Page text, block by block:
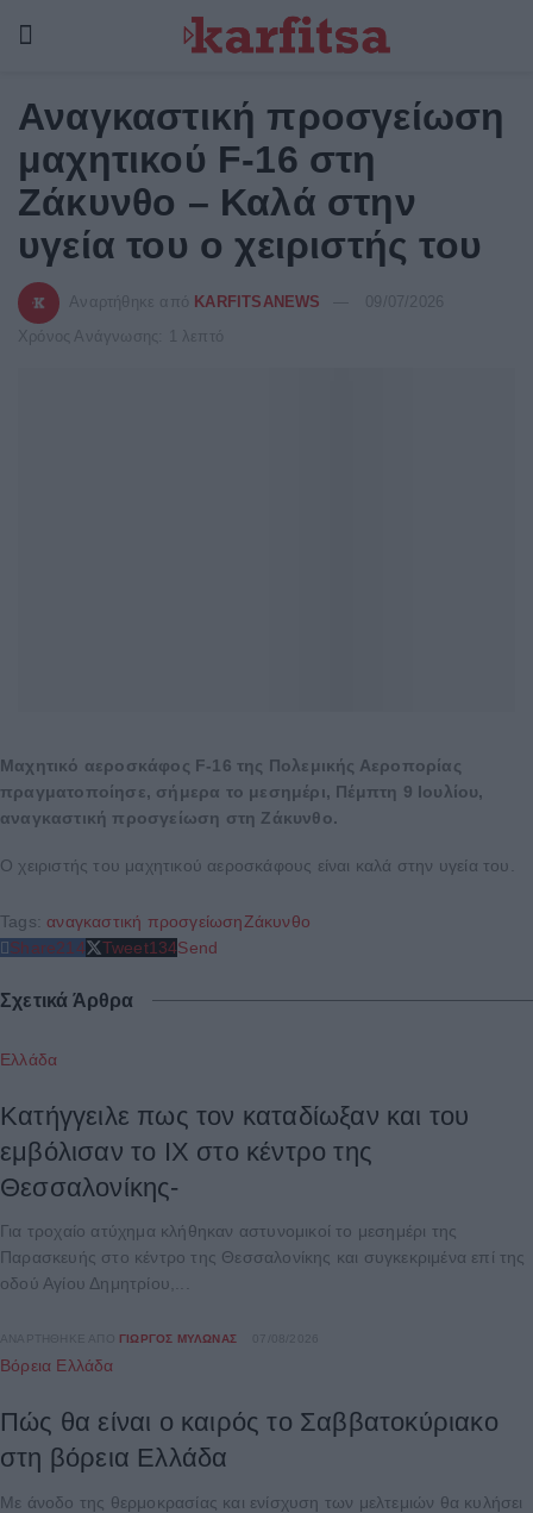
Αναγκαστική προσγείωση
μαχητικού F-16 στη
Ζάκυνθο – Καλά στην
υγεία του ο χειριστής του
Αναρτήθηκε από KARFITSANEWS
09/07/2026
Χρόνος Ανάγνωσης: 1 λεπτό
Μαχητικό αεροσκάφος F-16 της Πολεμικής Αεροπορίας
πραγματοποίησε, σήμερα το μεσημέρι, Πέμπτη 9 Ιουλίου,
αναγκαστική προσγείωση στη Ζάκυνθο.
Ο χειριστής του μαχητικού αεροσκάφους είναι καλά στην υγεία του.
Tags: αναγκαστική προσγείωσηΖάκυνθο
Share214 Tweet134Send
Σχετικά Άρθρα
Ελλάδα
Κατήγγειλε πως τον καταδίωξαν και του
εμβόλισαν το ΙΧ στο κέντρο της
Θεσσαλονίκης-
Για τροχαίο ατύχημα κλήθηκαν αστυνομικοί το μεσημέρι της
Παρασκευής στο κέντρο της Θεσσαλονίκης και συγκεκριμένα επί της
οδού Αγίου Δημητρίου,...
ΑΝΑΡΤΉΘΗΚΕ ΑΠΌ ΓΙΏΡΓΟΣ ΜΥΛΩΝΆΣ
Βόρεια Ελλάδα
Πώς θα είναι ο καιρός το Σαββατοκύριακο
στη βόρεια Ελλάδα
Με άνοδο της θερμοκρασίας και ενίσχυση των μελτεμιών θα κυλήσει